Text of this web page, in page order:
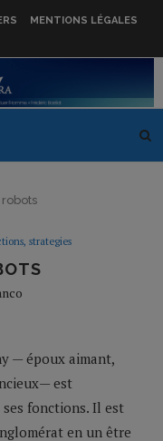
MENTIONS LÉGALES
robots
strategies
— époux aimant,
est
ses fonctions. Il est
en un être